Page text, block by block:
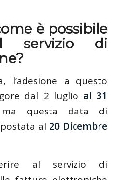
è possibile
servizio di
l’adesione a questo
dal 2 luglio al 31
ma questa data di
al 20 Dicembre
al servizio di